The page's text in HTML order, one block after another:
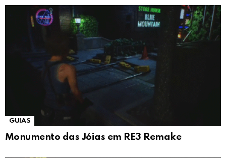
GUIAS
Monumento das Jóias em RE3 Remake